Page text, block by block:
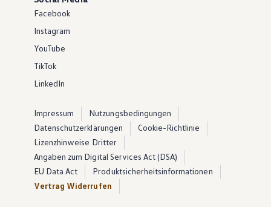
Facebook
Instagram
YouTube
TikTok
LinkedIn
Impressum
Nutzungsbedingungen
Datenschutzerklärungen
Cookie-Richtlinie
Lizenzhinweise Dritter
Angaben zum Digital Services Act (DSA)
EU Data Act
Produktsicherheitsinformationen
Vertrag Widerrufen